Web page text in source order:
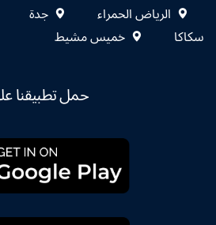
الرياض الحمراء جدة
سكاكا
خميس مشيط
حمل تطبيقنا على